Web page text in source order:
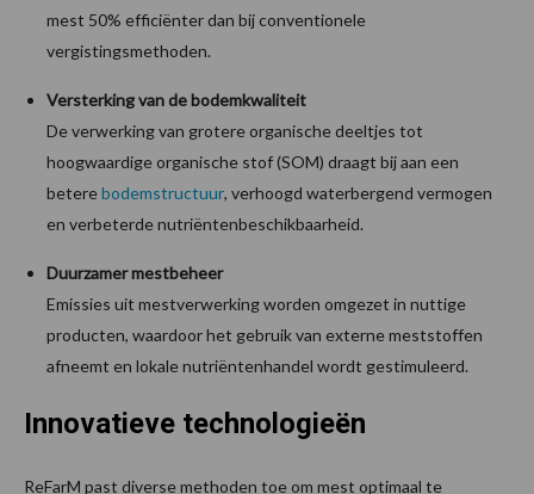
mest 50% efficiënter dan bij conventionele
vergistingsmethoden.
Versterking van de bodemkwaliteit
De verwerking van grotere organische deeltjes tot
hoogwaardige organische stof (SOM) draagt bij aan een
beterebodemstructuur, verhoogd waterbergend vermogen
en verbeterde nutriëntenbeschikbaarheid.
Duurzamer mestbeheer
Emissies uit mestverwerking worden omgezet in nuttige
producten, waardoor het gebruik van externe meststoffen
afneemt en lokale nutriëntenhandel wordt gestimuleerd.
Innovatieve technologieën
ReFarM past diverse methoden toe om mest optimaal te